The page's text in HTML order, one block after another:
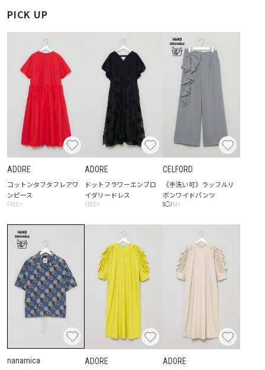
PICK UP
ADORE
コットンタフタフレアワ
ンピース
FREE☓
ADORE
ドットフラワーエンブロ
イダリードレス
FREE☓
CELFORD
《手洗い可》ラッフルリ
ボンワイドパンツ
S◯/M ☓
nanamica
ADORE
ADORE